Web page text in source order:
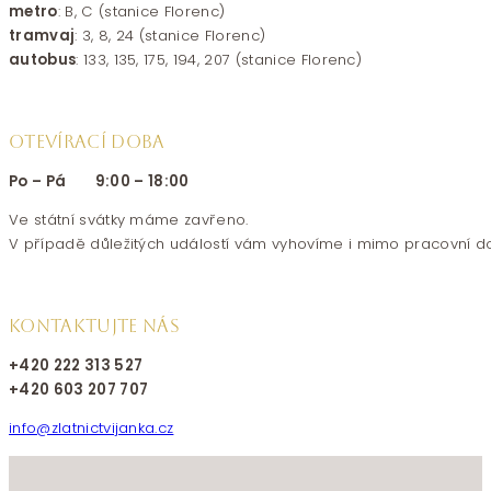
metro: B, C (stanice Florenc)
tramvaj: 3, 8, 24 (stanice Florenc)
autobus: 133, 135, 175, 194, 207 (stanice Florenc)
OTEVÍRACÍ DOBA
Po – Pá 9:00 – 18:00
Ve státní svátky máme zavřeno.
V případě důležitých událostí vám vyhovíme i mimo pracovní
KONTAKTUJTE NÁS
+420 222 313 527
+420 603 207 707
info@zlatnictvijanka.cz